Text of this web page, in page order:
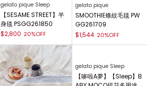
gelato pique Sleep
【SESAME STREET】半
身毯 PSGG261850
$2,800 20%OFF
gelato pique
SMOOTHIE條紋毛毯 PW
GG261709
$1,544 20%OFF